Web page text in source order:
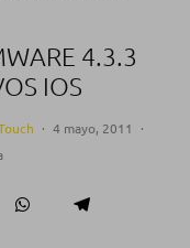
4.3.3
IOS
· 4 mayo, 2011
·